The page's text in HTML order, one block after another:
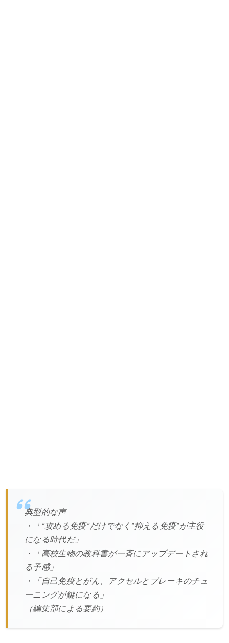
典型的な声
・「“攻める免疫”だけでなく“抑える免疫”が主役
になる時代だ」
・「高校生物の教科書が一斉にアップデートされ
る予感」
・「自己免疫とがん、アクセルとブレーキのチュ
ーニングが鍵になる」
（編集部による要約）